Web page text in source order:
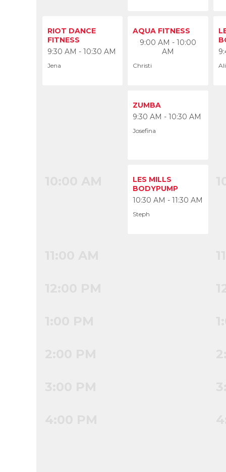
9:00 AM
RIOT DANCE
FITNESS
9:30 AM - 10:30 AM
Jena
AQUA FITNESS
9:00 AM - 10:00
AM
Christi
ZUMBA
9:30 AM - 10:30 AM
Josefina
Ali
LES MILLS
BODYPUMP
10:30 AM - 11:30 AM
Steph